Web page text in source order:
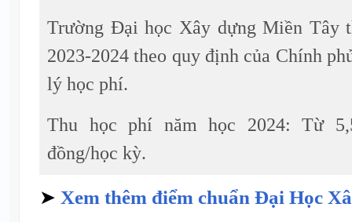
Trường Đại học Xây dựng Miền Tây
2023-2024 theo quy định của Chính
lý học phí.
Thu học phí năm học 2024: Từ
đồng/học kỳ.
➤ Xem thêm điểm chuẩn Đại Học